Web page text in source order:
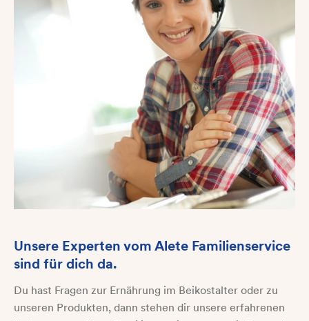
Unsere Experten vom Alete Familienservice
sind für dich da.
Du hast Fragen zur Ernährung im Beikostalter oder zu
unseren Produkten, dann stehen dir unsere erfahrenen